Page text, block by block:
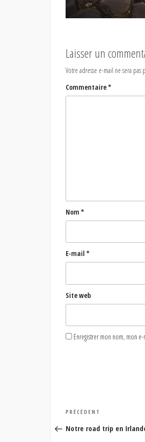
Laisser un
Votre adresse e-mail ne sera pas
Commentaire*
Nom *
E-mail *
Site web
Enregistrer mon nom, mon
Navigation
de
Article
précédent
PRÉCÉDENT
Notre road trip en